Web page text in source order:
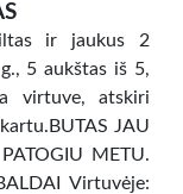
ir jaukus 2
5 aukštas iš 5,
virtuve, atskiri
JAU
METU.
Virtuvėje: